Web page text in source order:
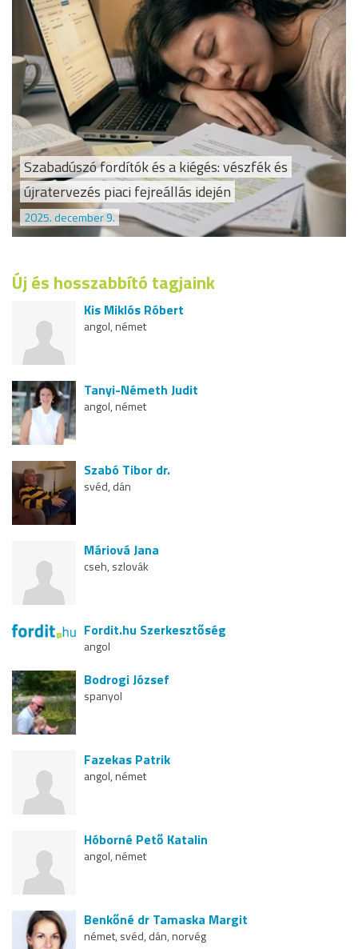
Szabadúszó fordítók és a kiégés: vészfék és
újratervezés piaci fejreállás idején
2025. december 9.
Új és hosszabbító tagjaink
Kis Miklós Róbert
angol, német
Tanyi-Németh Judit
angol, német
Szabó Tibor dr.
svéd, dán
Máriová Jana
cseh, szlovák
Fordit.hu Szerkesztőség
angol
Bodrogi József
spanyol
Fazekas Patrik
angol, német
Hóborné Pető Katalin
angol, német
Benkőné dr Tamaska Margit
német, svéd, dán, norvég